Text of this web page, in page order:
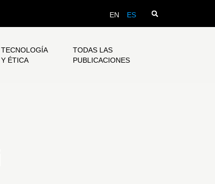
EN ES
TECNOLOGÍA
Y ÉTICA
TODAS LAS
PUBLICACIONES